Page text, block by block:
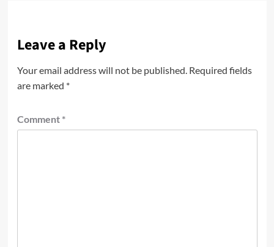
Leave a Reply
Your email address will not be published. Required fields
are marked *
Comment *